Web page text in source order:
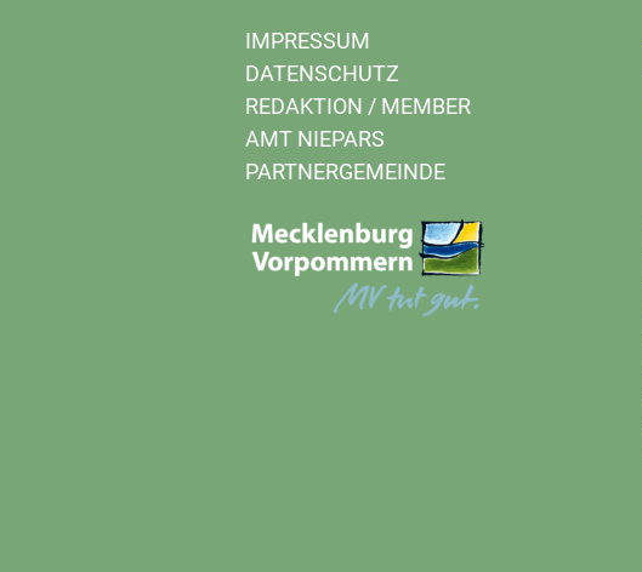
IMPRESSUM
DATENSCHUTZ
REDAKTION / MEMBER
AMT NIEPARS
PARTNERGEMEINDE